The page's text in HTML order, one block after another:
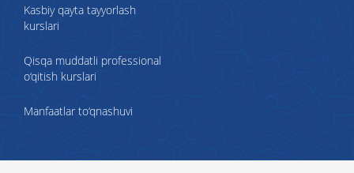
Kasbiy qayta tayyorlash
kurslari
Qisqa muddatli professional
o‘qitish kurslari
Manfaatlar to‘qnashuvi